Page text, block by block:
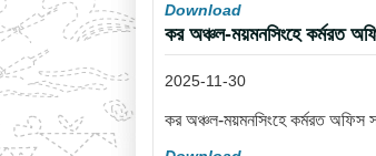
Download
কর অঞ্চল-ময়মনসিংহে কর্মরত
2025-11-30
কর অঞ্চল-ময়মনসিংহে কর্মরত অফিস